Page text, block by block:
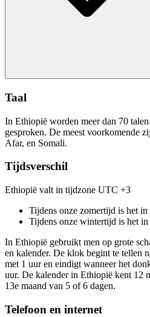
Taal
In Ethiopië worden meer dan 70
gesproken. De meest voorkomende
Afar, en Somali.
Tijdsverschil
Ethiopië valt in tijdzone UTC +3
Tijdens onze zomertijd is het
Tijdens onze wintertijd is het
In Ethiopië gebruikt men op grote
en kalender. De klok begint te tellen
met 1 uur en eindigt wanneer het
uur. De kalender in Ethiopië kent 12
13e maand van 5 of 6 dagen.
Telefoon en internet